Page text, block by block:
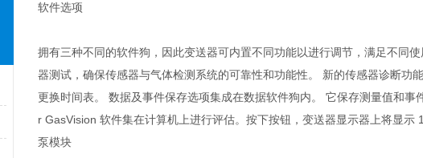
软件选项
拥有三种不同的软件狗，因此变送器可内置不同功能以进行调节，满足不同
器测试，确保传感器与气体检测系统的可靠性和功能性。 新的传感器诊断
更换时间表。 数据及事件保存选项集成在数据软件狗内。 它保存测量值和
r GasVision 软件集在计算机上进行评估。按下按钮，变送器显示器上将显示
泵模块